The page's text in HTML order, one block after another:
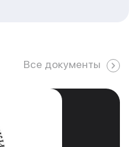
Все документы